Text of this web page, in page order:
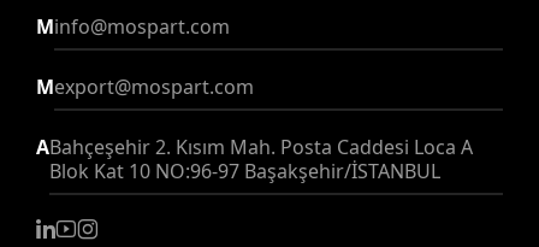
Minfo@mospart.com
Mexport@mospart.com
ABahçeşehir 2. Kısım Mah. Posta Caddesi Loca A
Blok Kat 10 NO:96-97 Başakşehir/İSTANBUL